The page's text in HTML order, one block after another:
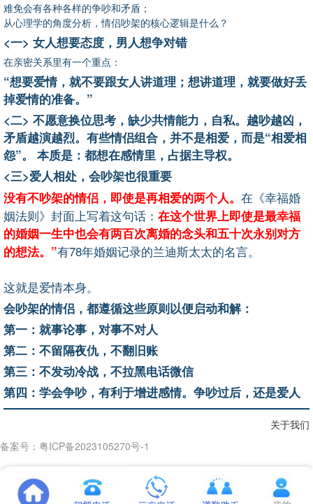
难免会有各种各样的争吵和矛盾；
从心理学的角度分析，情侣吵架的核心逻辑是什么？
<一> 女人想要态度，男人想争对错
在亲密关系里有一个重点：
“想要爱情，就不要跟女人讲道理；想讲道理，就要做好丢
掉爱情的准备。”
<二> 不愿意换位思考，缺少共情能力，自私。越吵越凶，
矛盾越演越烈。有些情侣组合，并不是相爱，而是“相爱相
怨”。 本质是：都想在感情里，占据主导权。
<三>爱人相处，会吵架也很重要
没有不吵架的情侣，即使是再相爱的两个人。 在《幸福婚
姻法则》封面上写着这句话： 在这个世界上即使是最幸福
的婚姻一生中也会有两百次离婚的念头和五十次永别对方
的想法。”有78年婚姻记录的兰迪斯太太的名言。
这就是爱情本身。
会吵架的情侣，都遵循这些原则以便启动和解：
第一：就事论事，对事不对人
第二：不留隔夜仇，不翻旧账
第三：不发动冷战，不拉黑电话微信
第四：学会争吵，有利于增进感情。争吵过后，还是爱人
关于我们
备案号：粤ICP备2023105270号-1